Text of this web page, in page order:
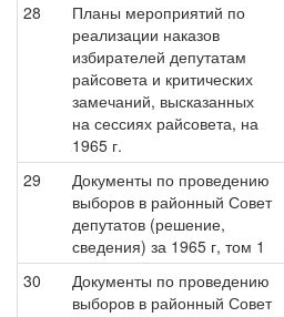
28
Планы мероприятий по
реализации наказов
избирателей депутатам
райсовета и критических
замечаний, высказанных
на сессиях райсовета, на
1965 г.
29
Документы по проведению
выборов в районный Совет
депутатов (решение,
сведения) за 1965 г, том 1
30
Документы по проведению
выборов в районный Совет